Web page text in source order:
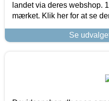
landet via deres webshop.
mærket. Klik her for at se
Se